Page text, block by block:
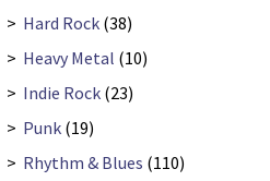
> Hard Rock (38)
> Heavy Metal (10)
> Indie Rock (23)
> Punk (19)
> Rhythm & Blues (110)